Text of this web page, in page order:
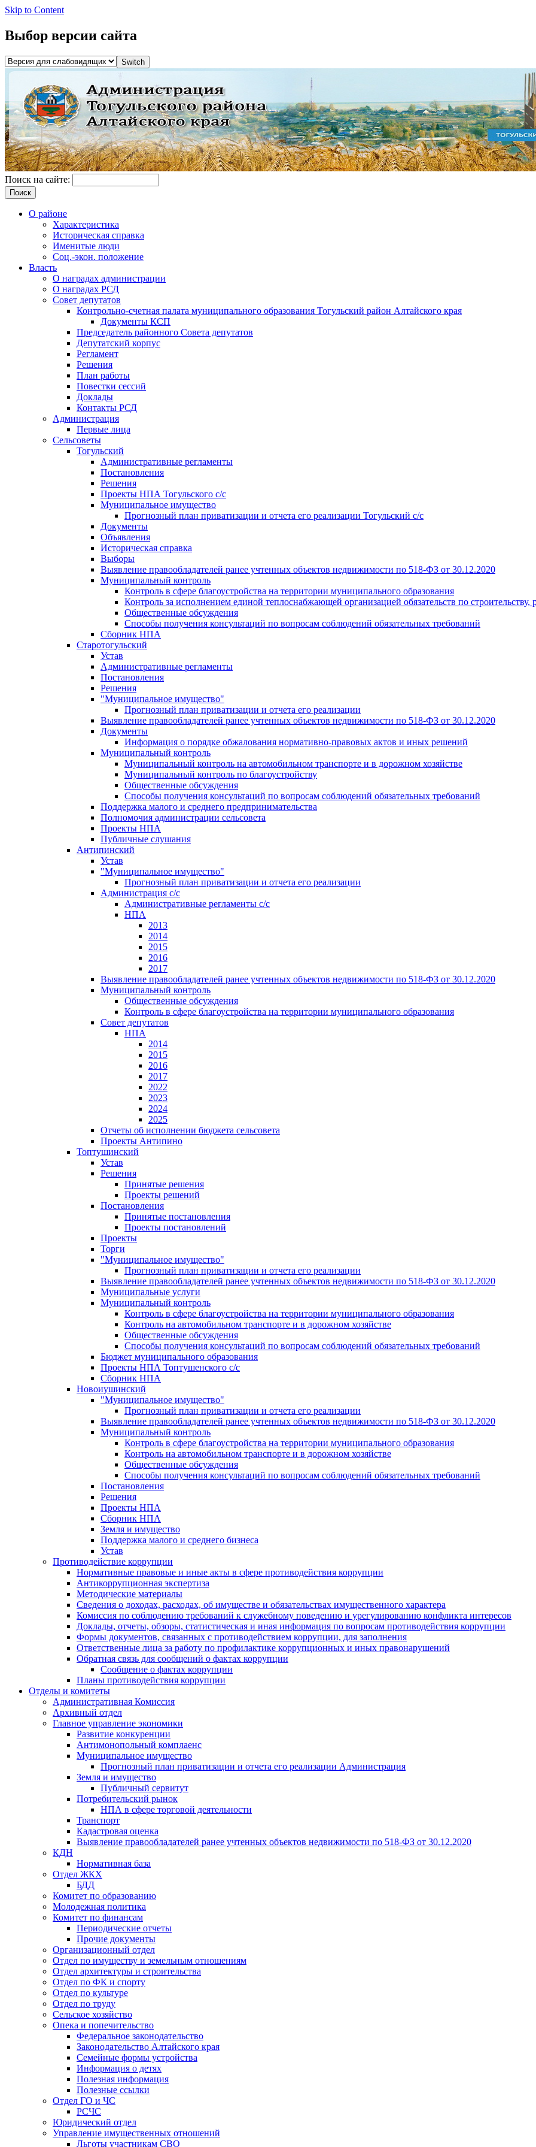
Skip to Content
Выбор версии сайта
Поиск на сайте:
О районе
Характеристика
Историческая справка
Именитые люди
Соц.-экон. положение
Власть
О наградах администрации
О наградах РСД
Совет депутатов
Контрольно-счетная палата муниципального образования Тогульский район Алтайского края
Документы КСП
Председатель районного Совета депутатов
Депутатский корпус
Регламент
Решения
План работы
Повестки сессий
Доклады
Контакты РСД
Администрация
Первые лица
Сельсоветы
Тогульский
Административные регламенты
Постановления
Решения
Проекты НПА Тогульского с/с
Муниципальное имущество
Прогнозный план приватизации и отчета его реализации Тогульский с/с
Документы
Объявления
Историческая справка
Выборы
Выявление правообладателей ранее учтенных объектов недвижимости по 518-ФЗ от 30.12.2020
Муниципальный контроль
Контроль в сфере благоустройства на территории муниципального образования
Контроль за исполнением единой теплоснабжающей организацией обязательств по
Общественные обсуждения
Способы получения консультаций по вопросам соблюдений обязательных требований
Сборник НПА
Старотогульский
Устав
Административные регламенты
Постановления
Решения
"Муниципальное имущество"
Прогнозный план приватизации и отчета его реализации
Выявление правообладателей ранее учтенных объектов недвижимости по 518-ФЗ от 30.12.2020
Документы
Информация о порядке обжалования нормативно-правовых актов и иных решений
Муниципальный контроль
Муниципальный контроль на автомобильном транспорте и в дорожном хозяйстве
Муниципальный контроль по благоустройству
Общественные обсуждения
Способы получения консультаций по вопросам соблюдений обязательных требований
Поддержка малого и среднего предпринимательства
Полномочия администрации сельсовета
Проекты НПА
Публичные слушания
Антипинский
Устав
"Муниципальное имущество"
Прогнозный план приватизации и отчета его реализации
Администрация с/с
Административные регламенты с/с
НПА
2013
2014
2015
2016
2017
Выявление правообладателей ранее учтенных объектов недвижимости по 518-ФЗ от 30.12.2020
Муниципальный контроль
Общественные обсуждения
Контроль в сфере благоустройства на территории муниципального образования
Совет депутатов
НПА
2014
2015
2016
2017
2022
2023
2024
2025
Отчеты об исполнении бюджета сельсовета
Проекты Антипино
Топтушинский
Устав
Решения
Принятые решения
Проекты решений
Постановления
Принятые постановления
Проекты постановлений
Проекты
Торги
"Муниципальное имущество"
Прогнозный план приватизации и отчета его реализации
Выявление правообладателей ранее учтенных объектов недвижимости по 518-ФЗ от 30.12.2020
Муниципальные услуги
Муниципальный контроль
Контроль в сфере благоустройства на территории муниципального образования
Контроль на автомобильном транспорте и в дорожном хозяйстве
Общественные обсуждения
Способы получения консультаций по вопросам соблюдений обязательных требований
Бюджет муниципального образования
Проекты НПА Топтушенского с/с
Сборник НПА
Новоиушинский
"Муниципальное имущество"
Прогнозный план приватизации и отчета его реализации
Выявление правообладателей ранее учтенных объектов недвижимости по 518-ФЗ от 30.12.2020
Муниципальный контроль
Контроль в сфере благоустройства на территории муниципального образования
Контроль на автомобильном транспорте и в дорожном хозяйстве
Общественные обсуждения
Способы получения консультаций по вопросам соблюдений обязательных требований
Постановления
Решения
Проекты НПА
Сборник НПА
Земля и имущество
Поддержка малого и среднего бизнеса
Устав
Противодействие коррупции
Нормативные правовые и иные акты в сфере противодействия коррупции
Антикоррупционная экспертиза
Методические материалы
Сведения о доходах, расходах, об имуществе и обязательствах имущественного характера
Комиссия по соблюдению требований к служебному поведению и урегулированию конфликта интересов
Доклады, отчеты, обзоры, статистическая и иная информация по вопросам противодействия коррупции
Формы документов, связанных с противодействием коррупции, для заполнения
Ответственные лица за работу по профилактике коррупционных и иных правонарушений
Обратная связь для сообщений о фактах коррупции
Сообщение о фактах коррупции
Планы противодействия коррупции
Отделы и комитеты
Административная Комиссия
Архивный отдел
Главное управление экономики
Развитие конкуренции
Антимонопольный комплаенс
Муниципальное имущество
Прогнозный план приватизации и отчета его реализации Администрация
Земля и имущество
Публичный сервитут
Потребительский рынок
НПА в сфере торговой деятельности
Транспорт
Кадастровая оценка
Выявление правообладателей ранее учтенных объектов недвижимости по 518-ФЗ от 30.12.2020
КДН
Нормативная база
Отдел ЖКХ
БДД
Комитет по образованию
Молодежная политика
Комитет по финансам
Периодические отчеты
Прочие документы
Организационный отдел
Отдел по имуществу и земельным отношениям
Отдел архитектуры и строительства
Отдел по ФК и спорту
Отдел по культуре
Отдел по труду
Сельское хозяйство
Опека и попечительство
Федеральное законодательство
Законодательство Алтайского края
Семейные формы устройства
Информация о детях
Полезная информация
Полезные ссылки
Отдел ГО и ЧС
РСЧС
Юридический отдел
Управление имущественных отношений
Льготы участникам СВО